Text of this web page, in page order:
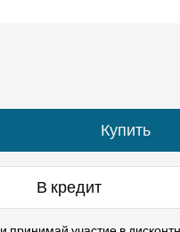
Купить
В кредит